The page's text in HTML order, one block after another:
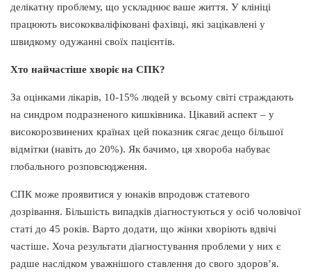
делікатну проблему, що ускладнює ваше життя. У клініці
працюють висококваліфіковані фахівці, які зацікавлені у
швидкому одужанні своїх пацієнтів.
Хто найчастіше хворіє на СПК?
За оцінками лікарів, 10-15% людей у всьому світі страждають
на синдром подразненого кишківника. Цікавий аспект ‒ у
високорозвинених країнах цей показник сягає дещо більшої
відмітки (навіть до 20%). Як бачимо, ця хвороба набуває
глобального розповсюдження.
СПК може проявитися у юнаків впродовж статевого
дозрівання. Більшість випадків діагностуються у осіб чоловічої
статі до 45 років. Варто додати, що жінки хворіють вдвічі
частіше. Хоча результати діагностування проблеми у них є
радше наслідком уважнішого ставлення до свого здоров’я.